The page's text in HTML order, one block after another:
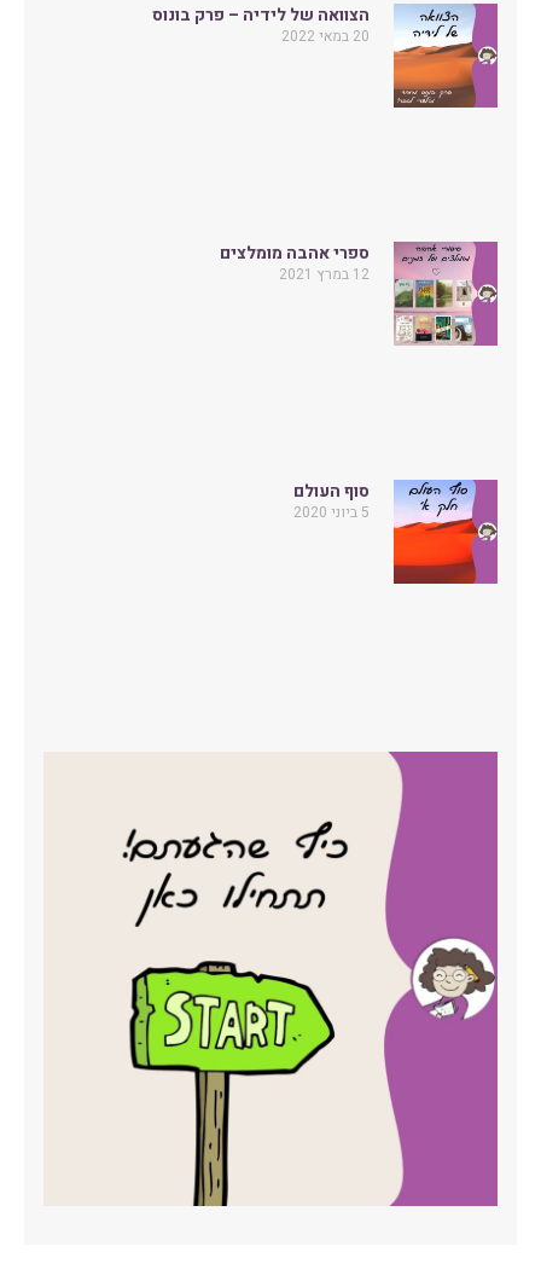
הצוואה של לידיה – פרק בונוס
20 במאי 2022
ספרי אהבה מומלצים
12 במרץ 2021
סוף העולם
5 ביוני 2020